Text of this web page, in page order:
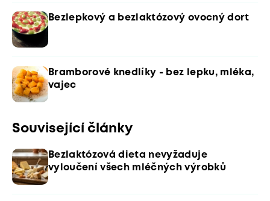
Bezlepkový a bezlaktózový ovocný dort
Bramborové knedlíky - bez lepku, mléka,
vajec
Související články
Bezlaktózová dieta nevyžaduje
vyloučení všech mléčných výrobků